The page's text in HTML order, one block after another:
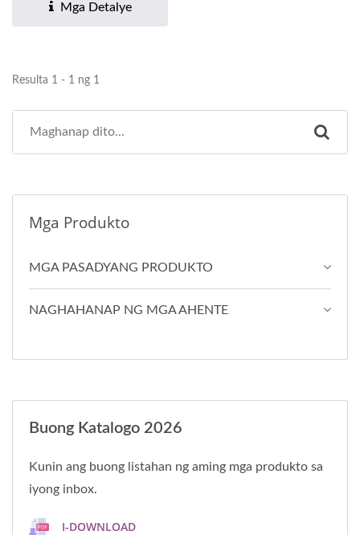
Mga Detalye
Resulta 1 - 1 ng 1
Mga Produkto
MGA PASADYANG PRODUKTO
NAGHAHANAP NG MGA AHENTE
Buong Katalogo 2026
Kunin ang buong listahan ng aming mga produkto sa
iyong inbox.
I-DOWNLOAD